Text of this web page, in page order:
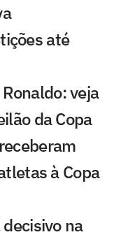
até
veja
da Copa
à Copa
na